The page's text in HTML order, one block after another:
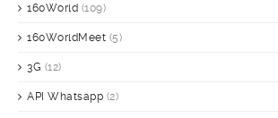
160World (109)
160WorldMeet (5)
3G (12)
API Whatsapp (2)